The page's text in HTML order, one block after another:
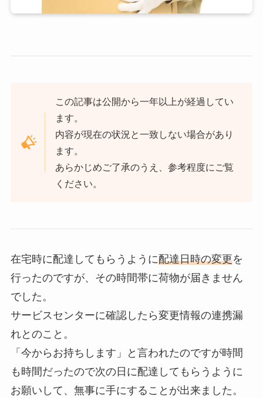
この記事は公開から一年以上が経過してい
ます。
内容が現在の状況と一致しない場合があり
ます。
あらかじめご了承のうえ、参考程度にご覧
ください。
在宅時に配達してもらうように配達日時の変更を
行ったのですが、その時間帯に荷物が届きません
でした。
サービスセンターに確認したら変更情報の連携漏
れとのこと。
「今からお持ちします」と言われたのですが時間
も時間だったので次の日に配達してもらうように
お願いして、無事に手にすることが出来ました。